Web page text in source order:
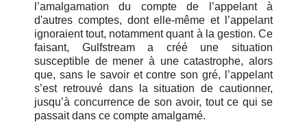
l’amalgamation du compte de l’appelant à
d'autres comptes, dont elle-même et l’appelant
ignoraient tout, notamment quant à la gestion. Ce
faisant, Gulfstream a créé une situation
susceptible de mener à une catastrophe, alors
que, sans le savoir et contre son gré, l’appelant
s’est retrouvé dans la situation de cautionner,
jusqu’à concurrence de son avoir, tout ce qui se
passait dans ce compte amalgamé.